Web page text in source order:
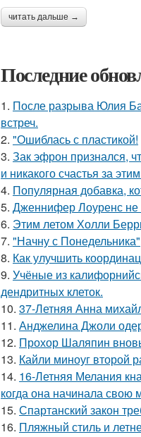
читать дальше →
Последние
1. После разрыва Юлия
встреч.
2. "Ошиблась с пластикой!
3. Зак эфрон признался,
и никакого счастья за
4. Популярная добавка,
5. Дженнифер Лоуренс не
6. Этим летом Холли
7. "Начну с
8. Как улучшить
9. Учёные из
дендритных клеток.
10. 37-Летняя Анна
11. Анджелина Джоли
12. Прохор Шаляпин
13. Кайли миноуг второй
14. 16-Летняя Мелания
когда она начинала
15. Спартанский закон
16. Пляжный стиль и